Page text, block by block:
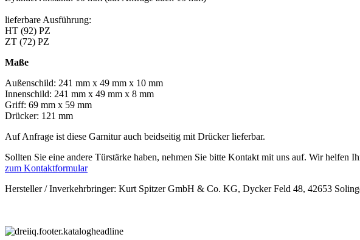
lieferbare Ausführung:
HT (92) PZ
ZT (72) PZ
Maße
Außenschild: 241 mm x 49 mm x 10 mm
Innenschild: 241 mm x 49 mm x 8 mm
Griff: 69 mm x 59 mm
Drücker: 121 mm
Auf Anfrage ist diese Garnitur auch beidseitig mit Drücker lieferbar.
Sollten Sie eine andere Türstärke haben, nehmen Sie bitte Kontakt mit uns auf. Wir helfen
zum Kontaktformular
Hersteller / Inverkehrbringer: Kurt Spitzer GmbH & Co. KG, Dycker Feld 48, 42653